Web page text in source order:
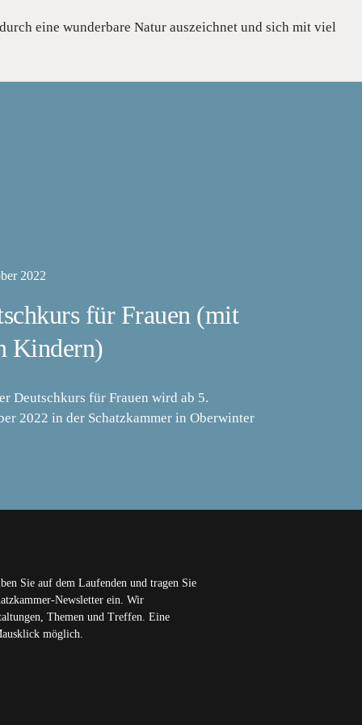
eine wunderbare Natur auszeichnet und sich mit viel
für Frauen (mit
Kindern)
2022
Deutschkurs für Frauen wird ab 5.
2022 in der Schatzkammer in Oberwinter
Sie auf dem Laufenden und tragen Sie
Newsletter ein. Wir
Themen und Treffen. Eine
möglich.